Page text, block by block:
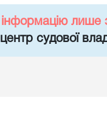
лише
судової